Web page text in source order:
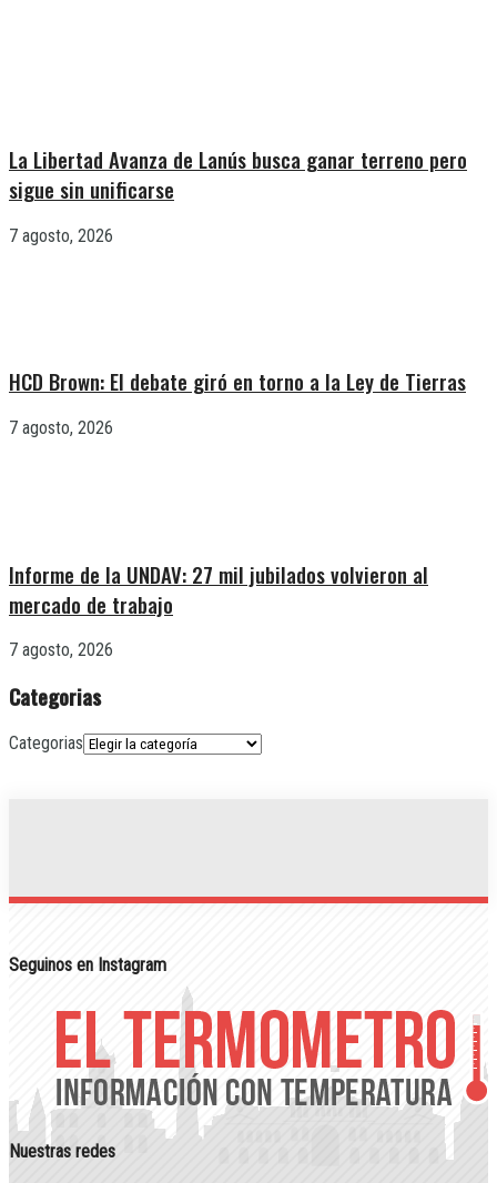
La Libertad Avanza de Lanús busca ganar terreno pero
sigue sin unificarse
7 agosto, 2026
HCD Brown: El debate giró en torno a la Ley de Tierras
7 agosto, 2026
Informe de la UNDAV: 27 mil jubilados volvieron al
mercado de trabajo
7 agosto, 2026
Categorias
Categorias
Seguinos en Instagram
Nuestras redes